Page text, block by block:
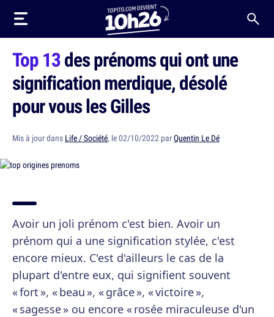
Top 13des prénoms qui ont une
signification merdique, désolé
pour vous les Gilles
Mis à jour dans Life / Société, le 02/10/2022 parQuentin Le Dé
Avoir un joli prénom c'est bien. Avoir un
prénom qui a une signification stylée, c'est
encore mieux. C'est d'ailleurs le cas de la
plupart d'entre eux, qui signifient souvent
« fort », « beau », « grâce », « victoire »,
« sagesse » ou encore « rosée miraculeuse d'un